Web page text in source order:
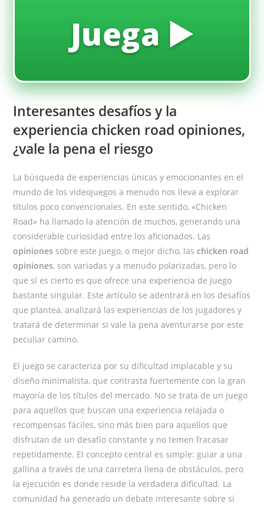
Juega ▶️
Interesantes desafíos y la
experiencia chicken road opiniones,
¿vale la pena el riesgo
La búsqueda de experiencias únicas y emocionantes en el
mundo de los videojuegos a menudo nos lleva a explorar
títulos poco convencionales. En este sentido, «Chicken
Road» ha llamado la atención de muchos, generando una
considerable curiosidad entre los aficionados. Las
opiniones sobre este juego, o mejor dicho, laschicken road
opiniones, son variadas y a menudo polarizadas, pero lo
que sí es cierto es que ofrece una experiencia de juego
bastante singular. Este artículo se adentrará en los desafíos
que plantea, analizará las experiencias de los jugadores y
tratará de determinar si vale la pena aventurarse por este
peculiar camino.
El juego se caracteriza por su dificultad implacable y su
diseño minimalista, que contrasta fuertemente con la gran
mayoría de los títulos del mercado. No se trata de un juego
para aquellos que buscan una experiencia relajada o
recompensas fáciles, sino más bien para aquellos que
disfrutan de un desafío constante y no temen fracasar
repetidamente. El concepto central es simple: guiar a una
gallina a través de una carretera llena de obstáculos, pero
la ejecución es donde reside la verdadera dificultad. La
comunidad ha generado un debate interesante sobre si